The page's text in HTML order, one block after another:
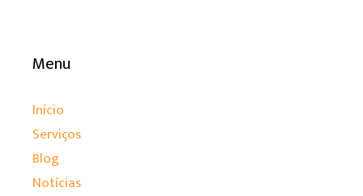
Menu
Início
Serviços
Blog
Notícias